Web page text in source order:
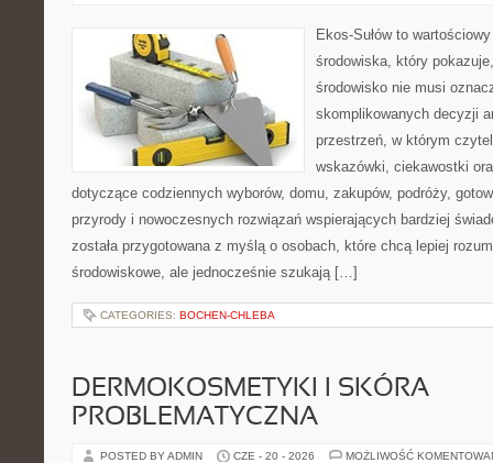
Ekos-Sułów to
środowiska, który
środowisko nie musi
skomplikowanych decyzji
przestrzeń, w którym
wskazówki, ciekawostki
dotyczące codziennych wyborów, domu, zakupów, podróży,
przyrody i nowoczesnych rozwiązań wspierających bardziej
została przygotowana z myślą o osobach, które chcą lepiej
środowiskowe, ale jednocześnie szukają […]
CATEGORIES: BOCHEN-CHLEBA
DERMOKOSMETYKI I SKÓRA
PROBLEMATYCZNA
POSTED BY ADMIN CZE - 20 - 2026 MOŻLIWOŚĆ